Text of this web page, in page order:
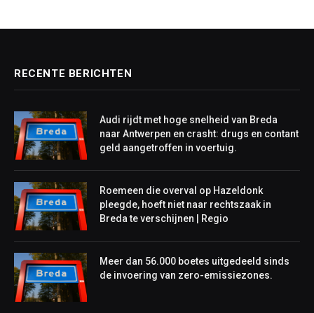
RECENTE BERICHTEN
Audi rijdt met hoge snelheid van Breda
naar Antwerpen en crasht: drugs en contant
geld aangetroffen in voertuig.
Roemeen die overval op Hazeldonk
pleegde, hoeft niet naar rechtszaak in
Breda te verschijnen | Regio
Meer dan 56.000 boetes uitgedeeld sinds
de invoering van zero-emissiezones.